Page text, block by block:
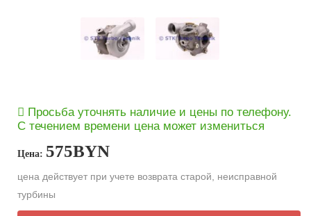
Просьба уточнять наличие и цены по телефону.
С течением времени цена может измениться
Цена: 575BYN
цена действует при учете возврата старой, неисправной
турбины